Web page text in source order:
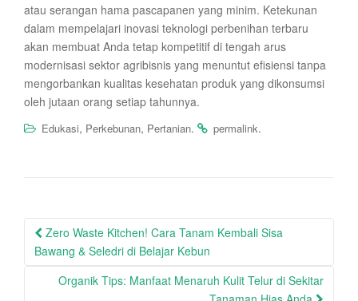
atau serangan hama pascapanen yang minim. Ketekunan
dalam mempelajari inovasi teknologi perbenihan terbaru
akan membuat Anda tetap kompetitif di tengah arus
modernisasi sektor agribisnis yang menuntut efisiensi tanpa
mengorbankan kualitas kesehatan produk yang dikonsumsi
oleh jutaan orang setiap tahunnya.
Edukasi, Perkebunan, Pertanian. permalink.
Post
navigation
Zero Waste Kitchen! Cara Tanam Kembali Sisa
Bawang & Seledri di Belajar Kebun
Organik Tips: Manfaat Menaruh Kulit Telur di Sekitar